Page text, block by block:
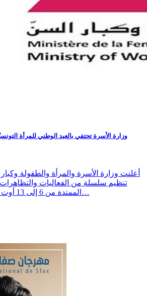
وزارة الأسرة تحتفي بالعيد الوطني للمرأة
أعلنت وزارة الأسرة والمرأة والطفولة
تنظيم سلسلة من الفعاليات والتظاهرات
الممتدة من 6 إلى 13 أوت 2026 مركزيّا وبمختلف…